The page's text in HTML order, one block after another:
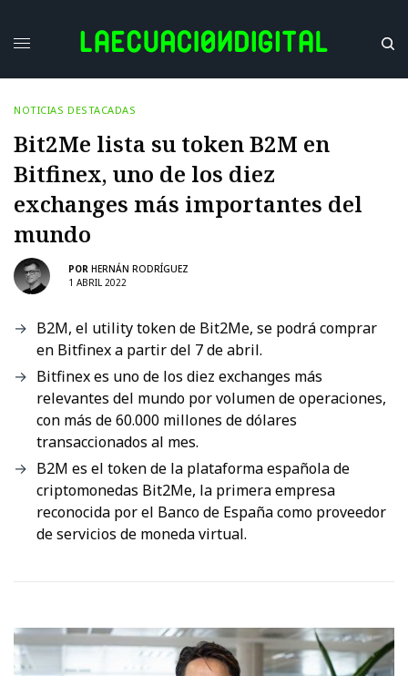
NOTICIAS DESTACADAS
Bit2Me lista su token B2M en
Bitfinex, uno de los diez
exchanges más importantes del
mundo
POR HERNÁN RODRÍGUEZ
1 ABRIL 2022
B2M, el utility token de Bit2Me, se podrá comprar
en Bitfinex a partir del 7 de abril.
Bitfinex es uno de los diez exchanges más
relevantes del mundo por volumen de operaciones,
con más de 60.000 millones de dólares
transaccionados al mes.
B2M es el token de la plataforma española de
criptomonedas Bit2Me, la primera empresa
reconocida por el Banco de España como proveedor
de servicios de moneda virtual.